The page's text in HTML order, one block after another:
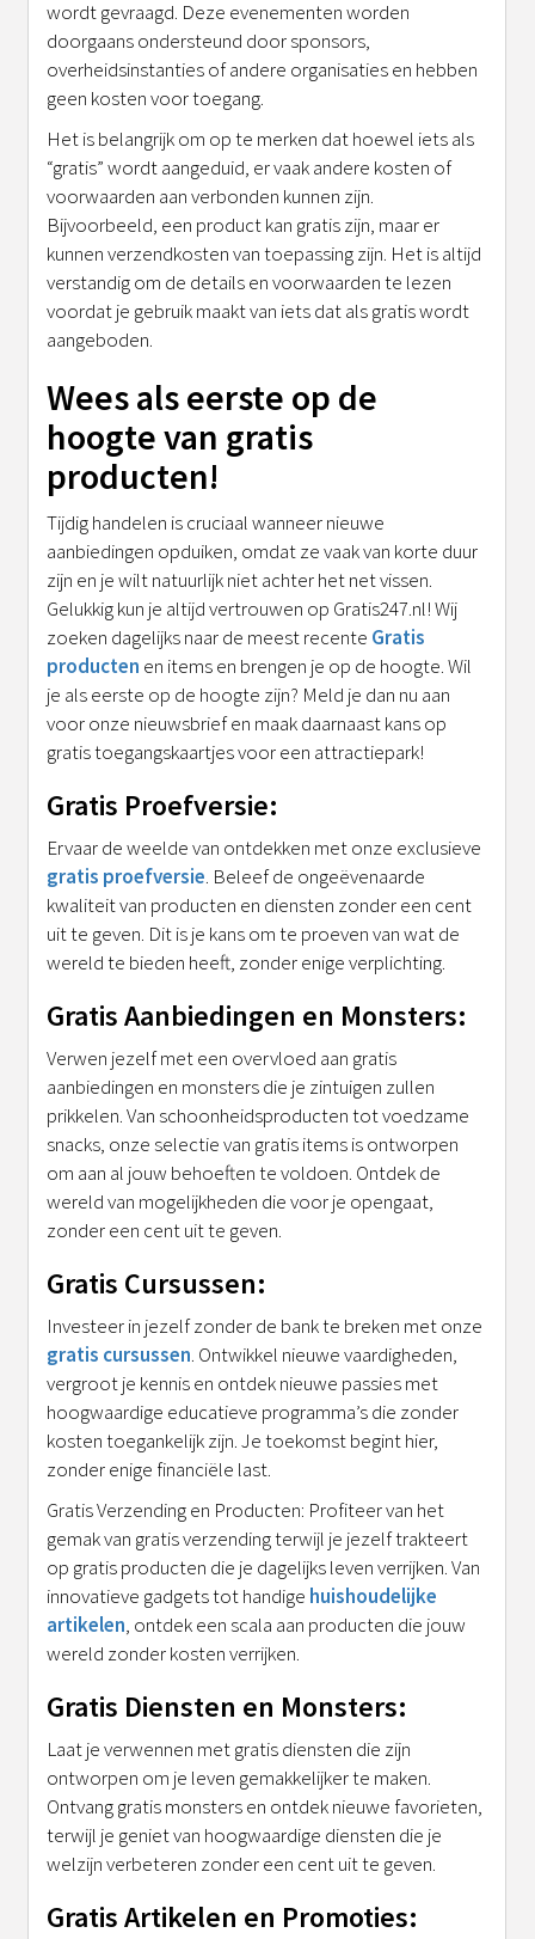
wordt gevraagd. Deze evenementen worden
doorgaans ondersteund door sponsors,
overheidsinstanties of andere organisaties en hebben
geen kosten voor toegang.
Het is belangrijk om op te merken dat hoewel iets als
“gratis” wordt aangeduid, er vaak andere kosten of
voorwaarden aan verbonden kunnen zijn.
Bijvoorbeeld, een product kan gratis zijn, maar er
kunnen verzendkosten van toepassing zijn. Het is altijd
verstandig om de details en voorwaarden te lezen
voordat je gebruik maakt van iets dat als gratis wordt
aangeboden.
Wees als eerste op de
hoogte van gratis
producten!
Tijdig handelen is cruciaal wanneer nieuwe
aanbiedingen opduiken, omdat ze vaak van korte duur
zijn en je wilt natuurlijk niet achter het net vissen.
Gelukkig kun je altijd vertrouwen op Gratis247.nl! Wij
zoeken dagelijks naar de meest recente Gratis
producten en items en brengen je op de hoogte. Wil
je als eerste op de hoogte zijn? Meld je dan nu aan
voor onze nieuwsbrief en maak daarnaast kans op
gratis toegangskaartjes voor een attractiepark!
Gratis Proefversie:
Ervaar de weelde van ontdekken met onze exclusieve
gratis proefversie. Beleef de ongeëvenaarde
kwaliteit van producten en diensten zonder een cent
uit te geven. Dit is je kans om te proeven van wat de
wereld te bieden heeft, zonder enige verplichting.
Gratis Aanbiedingen en Monsters:
Verwen jezelf met een overvloed aan gratis
aanbiedingen en monsters die je zintuigen zullen
prikkelen. Van schoonheidsproducten tot voedzame
snacks, onze selectie van gratis items is ontworpen
om aan al jouw behoeften te voldoen. Ontdek de
wereld van mogelijkheden die voor je opengaat,
zonder een cent uit te geven.
Gratis Cursussen:
Investeer in jezelf zonder de bank te breken met onze
gratis cursussen. Ontwikkel nieuwe vaardigheden,
vergroot je kennis en ontdek nieuwe passies met
hoogwaardige educatieve programma’s die zonder
kosten toegankelijk zijn. Je toekomst begint hier,
zonder enige financiële last.
Gratis Verzending en Producten: Profiteer van het
gemak van gratis verzending terwijl je jezelf trakteert
op gratis producten die je dagelijks leven verrijken. Van
innovatieve gadgets tot handige huishoudelijke
artikelen, ontdek een scala aan producten die jouw
wereld zonder kosten verrijken.
Gratis Diensten en Monsters:
Laat je verwennen met gratis diensten die zijn
ontworpen om je leven gemakkelijker te maken.
Ontvang gratis monsters en ontdek nieuwe favorieten,
terwijl je geniet van hoogwaardige diensten die je
welzijn verbeteren zonder een cent uit te geven.
Gratis Artikelen en Promoties: